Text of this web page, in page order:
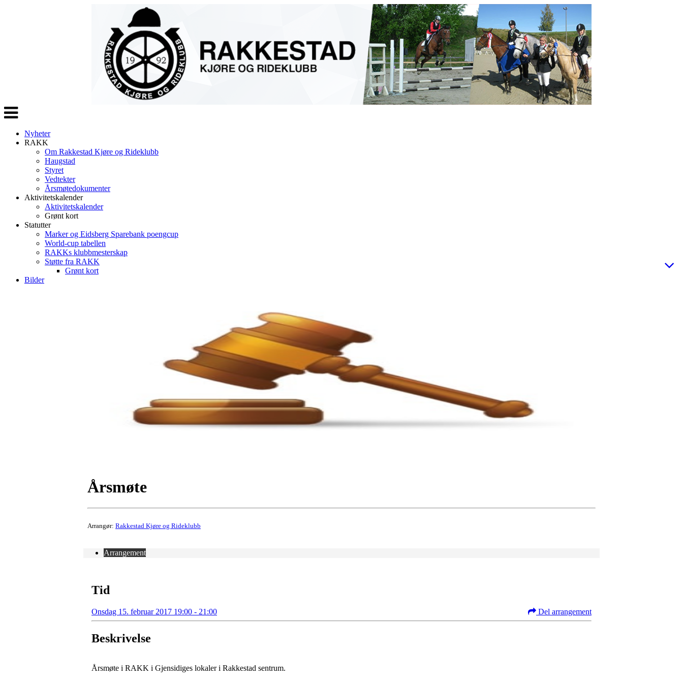
Veksle
navigasjon
Nyheter
RAKK
Om Rakkestad Kjøre og Rideklubb
Haugstad
Styret
Vedtekter
Årsmøtedokumenter
Aktivitetskalender
Aktivitetskalender
Grønt kort
Statutter
Marker og Eidsberg Sparebank poengcup
World-cup tabellen
RAKKs klubbmesterskap
Støtte fra RAKK
Grønt kort
Bilder
Årsmøte
Arrangør: Rakkestad Kjøre og Rideklubb
Arrangement
Tid
Onsdag 15. februar 2017 19:00 - 21:00 Del arrangement
Beskrivelse
Årsmøte i RAKK i Gjensidiges lokaler i Rakkestad sentrum.